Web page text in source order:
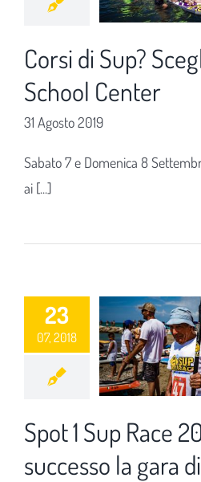
Corsi di Sup?
School Center
31 Agosto 2019
Sabato 7 e Domenica 8
ai [...]
23
07, 2018
Spot 1 Sup Race
successo la gara